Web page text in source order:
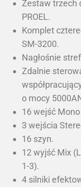
Zestaw trzech
PROEL.
Komplet
SM-3200.
Nagłośnie
Zdalnie
o mocy
16 wejść Mono
3 wejścia
16 szyn.
12 wyjść Mix
1-3).
4 silniki